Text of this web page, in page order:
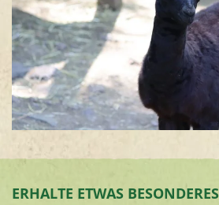
ERHALTE ETWAS BESONDERES